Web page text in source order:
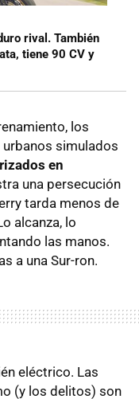
rival. También
tiene 90 CV y
los
simulados
en
una persecución
tarda menos de
alcanza, lo
las manos.
a una Sur-ron.
eléctrico. Las
(y los delitos) son